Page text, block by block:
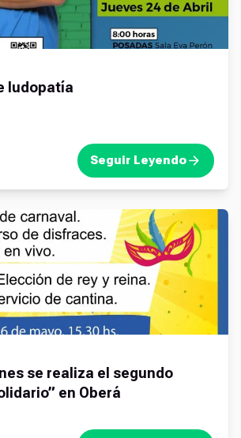
ludopatía
Seguir Leyendo
se realiza el segundo
en Oberá